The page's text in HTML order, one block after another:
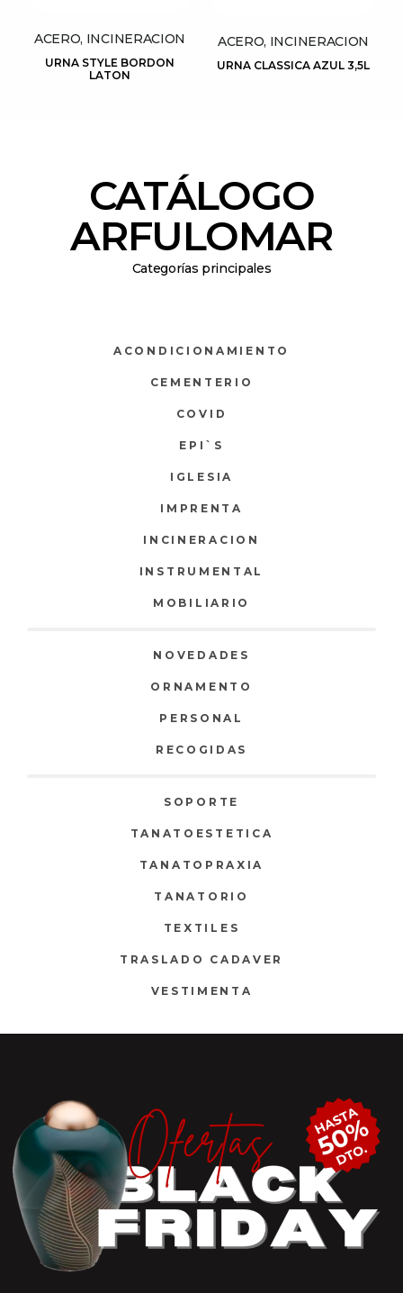
ACERO, INCINERACION
URNA STYLE BORDON
LATON
ACERO, INCINERACION
URNA CLASSICA AZUL 3,5L
CATÁLOGO
ARFULOMAR
Categorías principales
ACONDICIONAMIENTO
CEMENTERIO
COVID
EPI`S
IGLESIA
IMPRENTA
INCINERACION
INSTRUMENTAL
MOBILIARIO
NOVEDADES
ORNAMENTO
PERSONAL
RECOGIDAS
SOPORTE
TANATOESTETICA
TANATOPRAXIA
TANATORIO
TEXTILES
TRASLADO CADAVER
VESTIMENTA